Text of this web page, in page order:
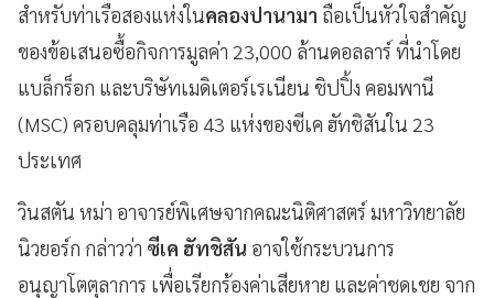
สำหรับท่าเรือสองแห่งในคลองปานามา ถือเป็นหัวใจสำคัญ
ของข้อเสนอซื้อกิจการมูลค่า 23,000 ล้านดอลลาร์ ที่นำโดย
แบล็กร็อก และบริษัทเมดิเตอร์เรเนียน ชิปปิ้ง คอมพานี
(MSC) ครอบคลุมท่าเรือ 43 แห่งของซีเค ฮัทชิสันใน 23
ประเทศ
วินสตัน หม่า อาจารย์พิเศษจากคณะนิติศาสตร์ มหาวิทยาลัย
นิวยอร์ก กล่าวว่า ซีเค ฮัทชิสัน อาจใช้กระบวนการ
อนุญาโตตุลาการ เพื่อเรียกร้องค่าเสียหาย และค่าชดเชย จาก